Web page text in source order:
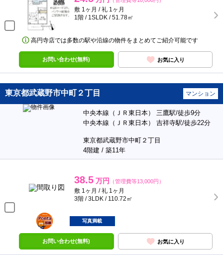
敷 1ヶ月 / 礼 1ヶ月
1階 / 1SLDK / 51.78㎡
高円寺店では多数の駅や沿線の物件をまとめてご紹介可能です
お問い合わせ(無料) お気に入り
東京都武蔵野市中町２丁目 マンション
中央本線（ＪＲ東日本） 三鷹駅/徒歩9分
中央本線（ＪＲ東日本） 吉祥寺駅/徒歩22分
東京都武蔵野市中町２丁目
4階建 / 築11年
38.5 万円 （管理費等13,000円）
敷 1ヶ月 / 礼 1ヶ月
3階 / 3LDK / 110.72㎡
ポンタ
部屋
写真満載
お問い合わせ(無料) お気に入り